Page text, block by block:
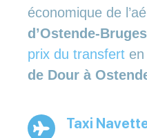
économique de
d’Ostende-
prix du transfert
de Dour à
Taxi